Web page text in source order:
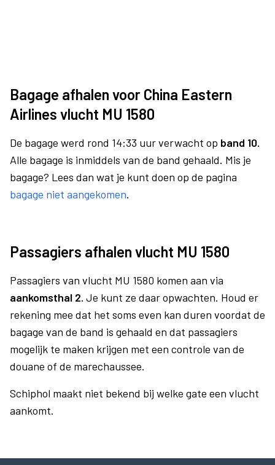
Bagage afhalen voor China Eastern
Airlines vlucht MU 1580
De bagage werd rond 14:33 uur verwacht op band 10.
Alle bagage is inmiddels van de band gehaald. Mis je
bagage? Lees dan wat je kunt doen op de pagina
bagage niet aangekomen.
Passagiers afhalen vlucht MU 1580
Passagiers van vlucht MU 1580 komen aan via
aankomsthal 2. Je kunt ze daar opwachten. Houd er
rekening mee dat het soms even kan duren voordat de
bagage van de band is gehaald en dat passagiers
mogelijk te maken krijgen met een controle van de
douane of de marechaussee.
Schiphol maakt niet bekend bij welke gate een vlucht
aankomt.